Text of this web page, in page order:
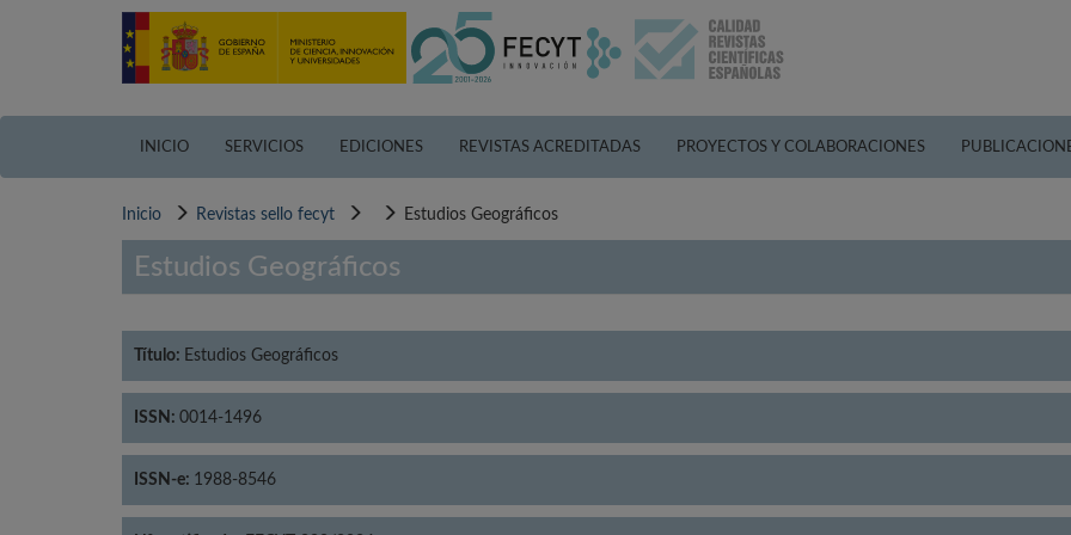
INICIO SERVICIOS EDICIONES REVISTAS ACREDITADAS PROYECTOS Y COLABORACIONES
Inicio Revistas sello fecyt Estudios Geográficos
Estudios Geográficos
Título: Estudios Geográficos
ISSN: 0014-1496
ISSN-e: 1988-8546